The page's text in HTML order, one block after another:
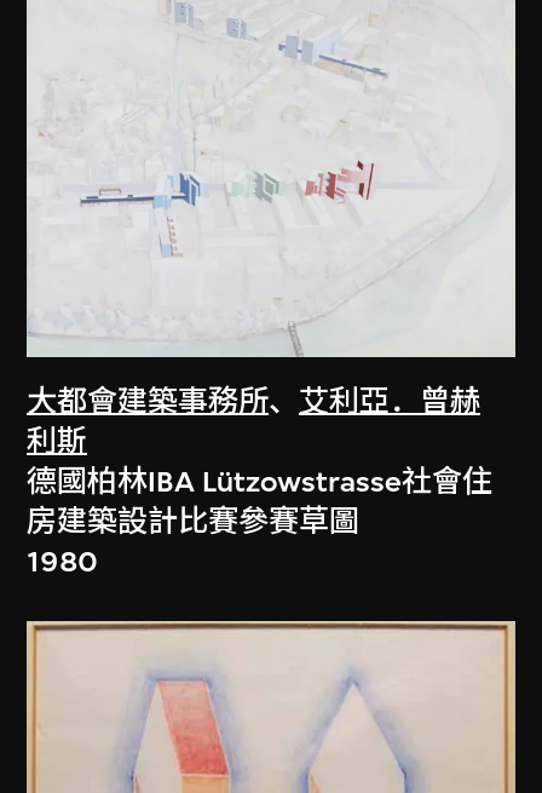
大都會建築事務所、 艾利亞．曾赫
利斯
德國柏林IBA Lützowstrasse社會住
房建築設計比賽參賽草圖
1980